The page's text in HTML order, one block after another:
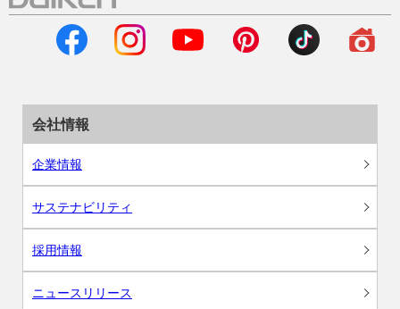
会社情報
企業情報
サステナビリティ
採用情報
ニュースリリース